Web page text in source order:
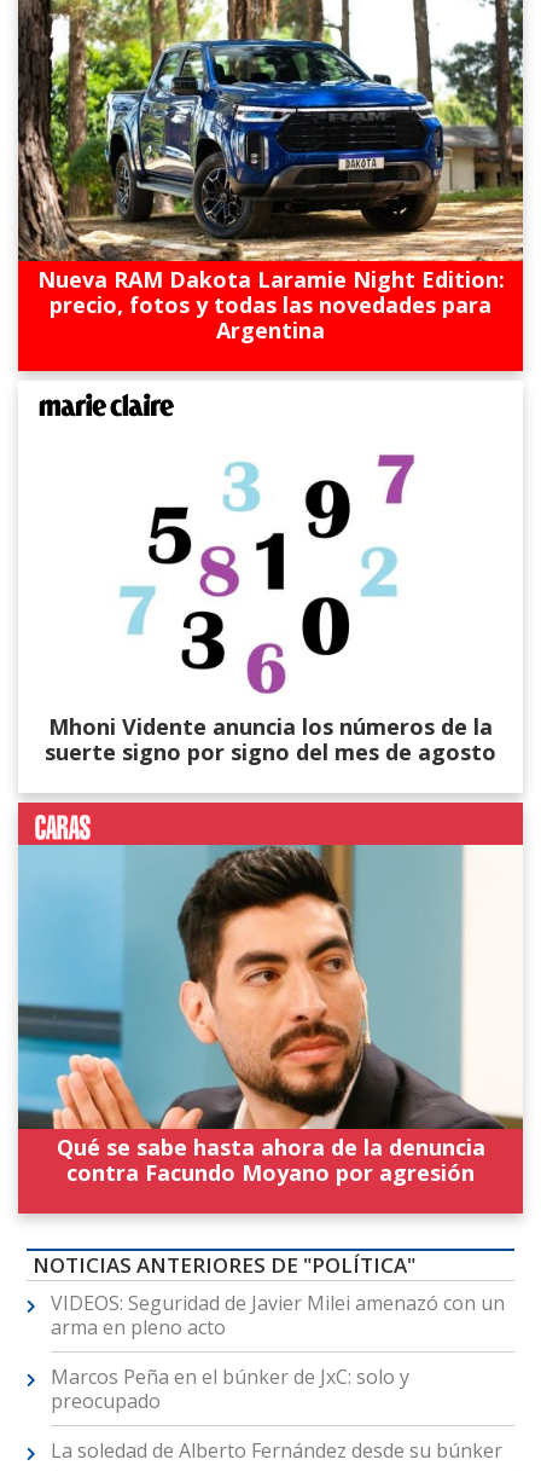
Nueva RAM Dakota Laramie Night Edition:
precio, fotos y todas las novedades para
Argentina
Mhoni Vidente anuncia los números de la
suerte signo por signo del mes de agosto
Qué se sabe hasta ahora de la denuncia
contra Facundo Moyano por agresión
NOTICIAS ANTERIORES DE "POLÍTICA"
VIDEOS: Seguridad de Javier Milei amenazó con un
arma en pleno acto
Marcos Peña en el búnker de JxC: solo y
preocupado
La soledad de Alberto Fernández desde su búnker